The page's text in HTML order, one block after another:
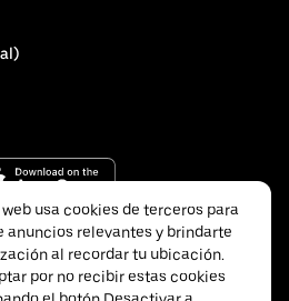
usa cookies de terceros para
anuncios relevantes y brindarte
al recordar tu ubicación.
por no recibir estas cookies